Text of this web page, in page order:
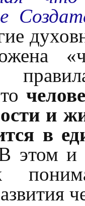
и
в
этом и